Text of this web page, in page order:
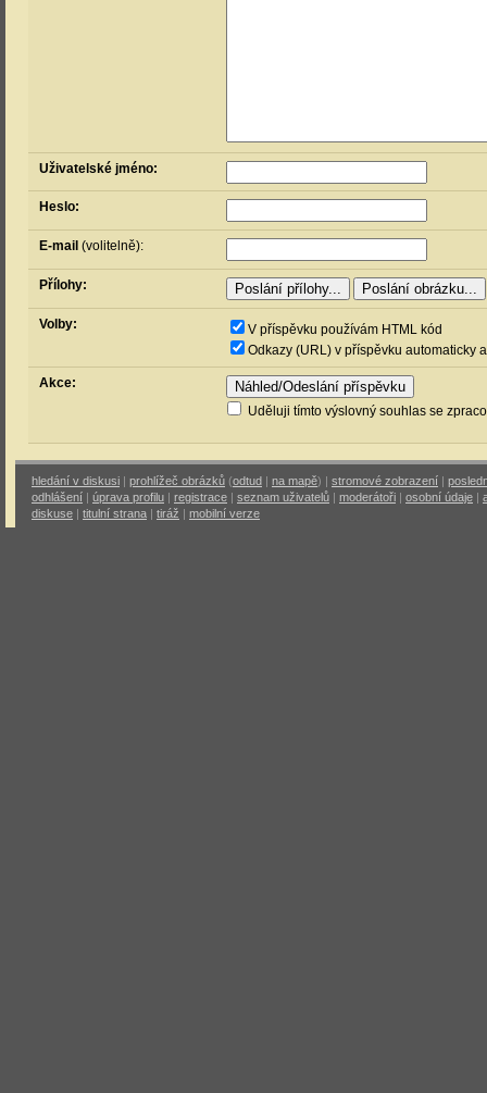
Uživatelské jméno:
Heslo:
E-mail (volitelně):
Přílohy:
Volby:
V příspěvku používám HTML kód
Odkazy (URL) v příspěvku automaticky
Akce:
Uděluji tímto výslovný souhlas se
hledání v diskusi | prohlížeč obrázků (odtud | na mapě) | stromové zobrazení |
odhlášení | úprava profilu | registrace | seznam uživatelů | moderátoři | osobní údaje |
diskuse | titulní strana | tiráž | mobilní verze